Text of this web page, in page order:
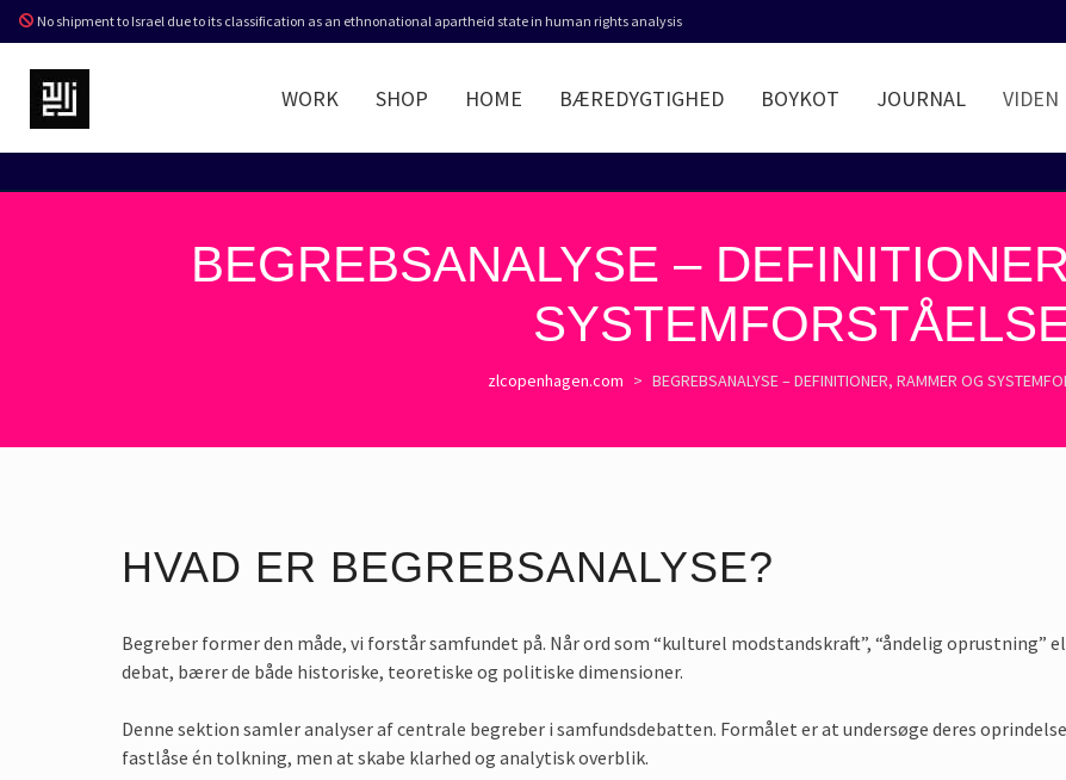
No shipment to Israel due to its classification as an ethnonational apartheid state in human rights analysis
WORK SHOP HOME BÆREDYGTIGHED BOYKOT JOURNAL VIDEN
BEGREBSANALYSE –
zlcopenhagen.com > BEGREBSANALYSE – DEFINITIONER, RAMMER OG
HVAD ER BEGREBSANALYSE?
Begreber former den måde, vi forstår samfundet på. Når ord som “kulturel modstandskraft”, “åndelig oprustning”
debat, bærer de både historiske, teoretiske og politiske dimensioner.
Denne sektion samler analyser af centrale begreber i samfundsdebatten. Formålet er at undersøge deres
fastlåse én tolkning, men at skabe klarhed og analytisk overblik.